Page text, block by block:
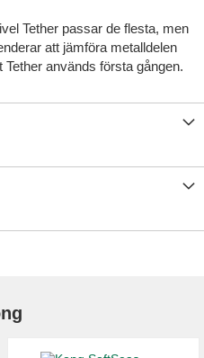
Tether passar de flesta, men
att jämföra metalldelen
Tether används första gången.